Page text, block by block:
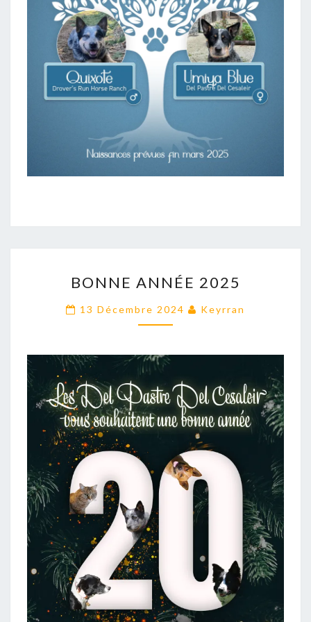
ANNÉE
2025
BONNE ANNÉE 2025
13 Décembre 2024 Keyrran